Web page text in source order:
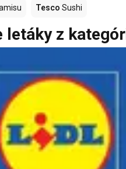
Tesco Sushi
letáky z